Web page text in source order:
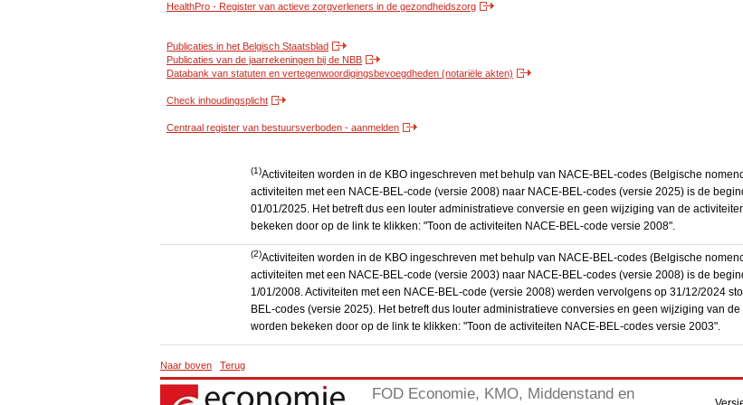
HealthPro - Register van actieve zorgverleners in de gezondheidszorg
Publicaties in het Belgisch Staatsblad
Publicaties van de jaarrekeningen bij de NBB
Databank van statuten en vertegenwoordigingsbevoegdheden (notariële akten)
Check inhoudingsplicht
Centraal register van bestuursverboden - aanmelden
(1)Activiteiten worden in de KBO ingeschreven met behulp van NACE-BEL-codes (Belgische
activiteiten met een NACE-BEL-code (versie 2008) naar NACE-BEL-codes (versie 2025) is de
01/01/2025. Het betreft dus een louter administratieve conversie en geen wijziging van de
bekeken door op de link te klikken: "Toon de activiteiten NACE-BEL-code versie 2008".
(2)Activiteiten worden in de KBO ingeschreven met behulp van NACE-BEL-codes (Belgische
activiteiten met een NACE-BEL-code (versie 2003) naar NACE-BEL-codes (versie 2008) is de
1/01/2008. Activiteiten met een NACE-BEL-code (versie 2008) werden vervolgens op 31/12/2024
BEL-codes (versie 2025). Het betreft dus louter administratieve conversies en geen wijziging van
worden bekeken door op de link te klikken: "Toon de activiteiten NACE-BEL-codes versie 2003".
Naar boven Terug
FOD Economie, KMO, Middenstand en